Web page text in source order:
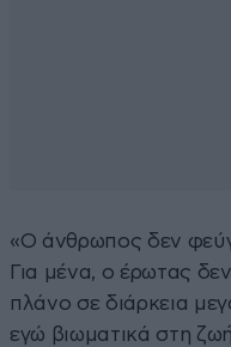
«Ο άνθρωπος δεν
Για μένα, ο έρωτας
πλάνο σε διάρκεια
εγώ βιωματικά στη